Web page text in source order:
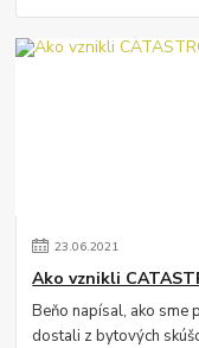
23.06.2021
Ako vznikli
Beňo napísal, ako sme
dostali z bytových